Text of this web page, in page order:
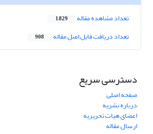
تعداد مشاهده مقاله 1,829
تعداد دریافت فایل اصل مقاله 908
دسترسی سریع
صفحه اصلی
درباره نشریه
اعضای هیات تحریریه
ارسال مقاله